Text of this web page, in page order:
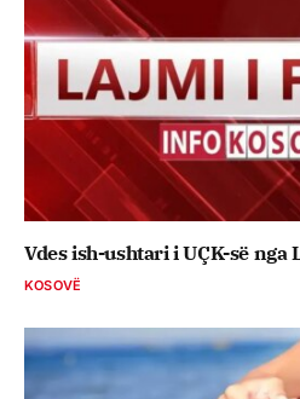
Vdes ish-ushtari i UÇK-së
KOSOVË